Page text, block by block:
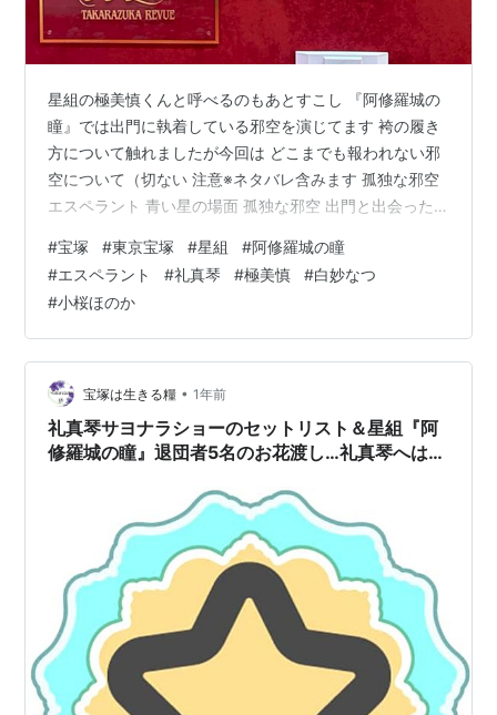
星組の極美慎くんと呼べるのもあとすこし 『阿修羅城の
瞳』では出門に執着している邪空を演じてます 袴の履き
方について触れましたが今回は どこまでも報われない邪
空について（切ない 注意※ネタバレ含みます 孤独な邪空
エスペラント 青い星の場面 孤独な邪空 出門と出会った9
って・・。。どんだけ健気なのよ それなのに、出門は空
見てたって もしかしてその空って佃の戻橋の方向（阿修
羅城）だったり？？ 二度と逃がさないくらいに出門に目
を見てほしいんです 上記 邪空の一途な思いを理解したう
えで次！ 阿修羅の血を飲み鬼となった邪空 出門との対決
でようやく見てもら…
#宝塚 #東京宝塚 #星組 #阿修羅城の瞳
#エスペラント #礼真琴 #極美慎 #白妙なつ
#小桜ほのか
宝塚は生きる糧 • 1年前
礼真琴サヨナラショーのセットリスト＆星組『阿
修羅城の瞳』退団者5名のお花渡し…礼真琴へはひ